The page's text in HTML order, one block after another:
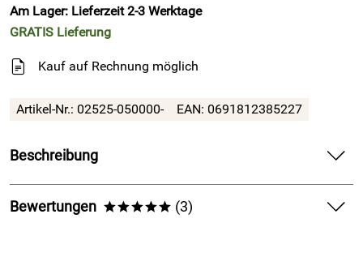
Am Lager: Lieferzeit 2-3 Werktage
GRATIS Lieferung
Kauf auf Rechnung möglich
Artikel-Nr.: 02525-050000- EAN: 0691812385227
Beschreibung
!!! Finaler SALE !!! Alles muss raus,
nutzen Sie Ihre letzte Chance !!!
Bewertungen ***** (3)